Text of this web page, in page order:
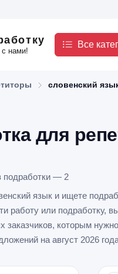
с нами!
Все
словенский
для
подработки — 2
язык и ищете
работу или подработку,
заказчиков, которым
на август 2026